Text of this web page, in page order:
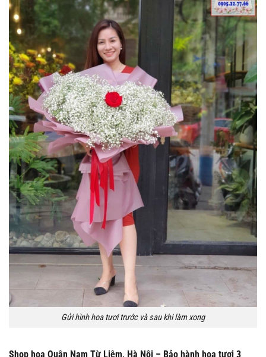
Gửi hình hoa tươi trước và sau khi làm xong
Shop hoa Quận Nam Từ Liêm, Hà Nội – Bảo hành hoa tươi 3